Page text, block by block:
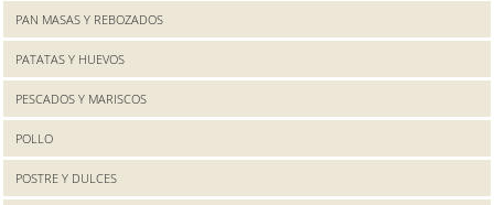
PAN MASAS Y REBOZADOS
PATATAS Y HUEVOS
PESCADOS Y MARISCOS
POLLO
POSTRE Y DULCES